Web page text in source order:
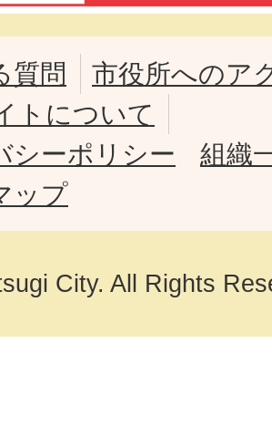
質問
市役所へのア
トについて
シーポリシー
組織
ップ
City. All Rights